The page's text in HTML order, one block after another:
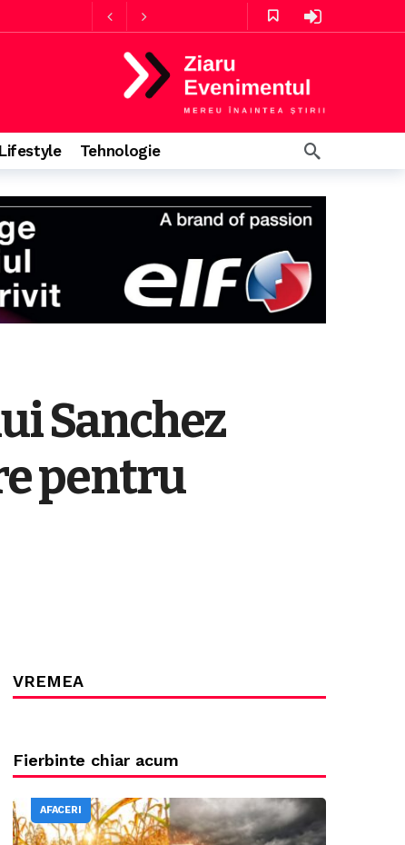
în urmă
Lifestyle Tehnologie
Sanchez
pentru
VREMEA
Fierbinte chiar acum
AFACERI